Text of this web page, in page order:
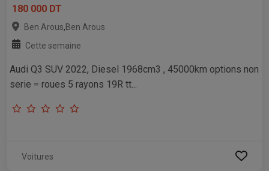
180 000 DT
Ben Arous,Ben Arous
Cette semaine
Audi Q3 SUV 2022, Diesel 1968cm3 , 45000km options non
serie = roues 5 rayons 19R tt...
Voitures